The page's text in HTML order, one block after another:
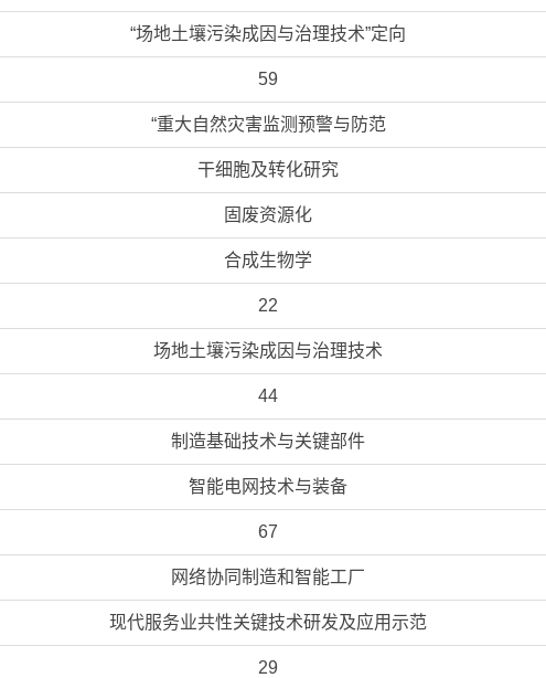
“场地土壤污染成因与治理技术”定向
59
“重大自然灾害监测预警与防范
干细胞及转化研究
固废资源化
合成生物学
22
场地土壤污染成因与治理技术
44
制造基础技术与关键部件
智能电网技术与装备
67
网络协同制造和智能工厂
现代服务业共性关键技术研发及应用示范
29